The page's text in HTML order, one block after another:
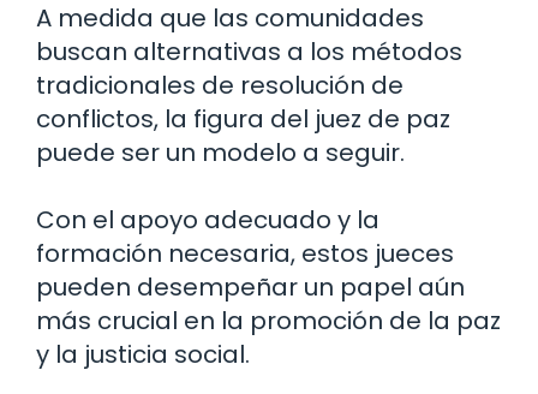
A medida que las comunidades
buscan alternativas a los métodos
tradicionales de resolución de
conflictos, la figura del juez de paz
puede ser un modelo a seguir.
Con el apoyo adecuado y la
formación necesaria, estos jueces
pueden desempeñar un papel aún
más crucial en la promoción de la paz
y la justicia social.